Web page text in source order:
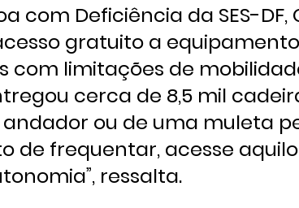
com Deficiência da SES-DF,
gratuito a
limitações de
cerca de 8,5 mil
ou de uma muleta
de frequentar, acesse
ressalta.